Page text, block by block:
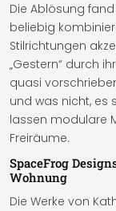
Die Ablösung
beliebig
Stilrichtungen
„Gestern“ durch
quasi
und was nicht, es
lassen modulare
Freiräume.
SpaceFrog
Wohnung
Die Werke von